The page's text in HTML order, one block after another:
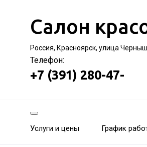
Салон
Россия, Красноярск, улица
Телефон:
+7 (391) 280-47-
Услуги и цены График